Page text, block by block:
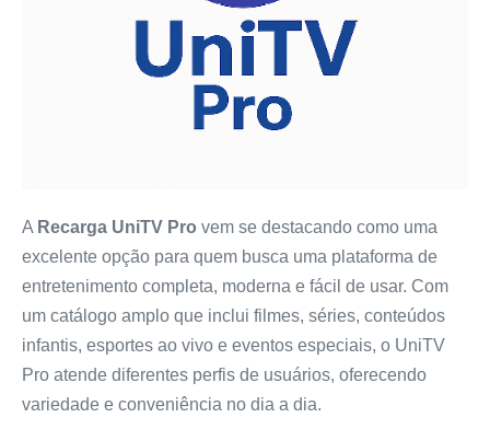
A Recarga UniTV Pro vem se destacando como uma
excelente opção para quem busca uma plataforma de
entretenimento completa, moderna e fácil de usar. Com
um catálogo amplo que inclui filmes, séries, conteúdos
infantis, esportes ao vivo e eventos especiais, o UniTV
Pro atende diferentes perfis de usuários, oferecendo
variedade e conveniência no dia a dia.